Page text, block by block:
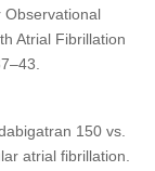
Observational
Atrial Fibrillation
150 vs.
atrial fibrillation.